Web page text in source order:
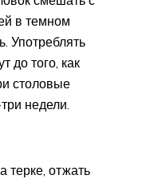
в темном
Употреблять
до того, как
столовые
недели.
терке, отжать